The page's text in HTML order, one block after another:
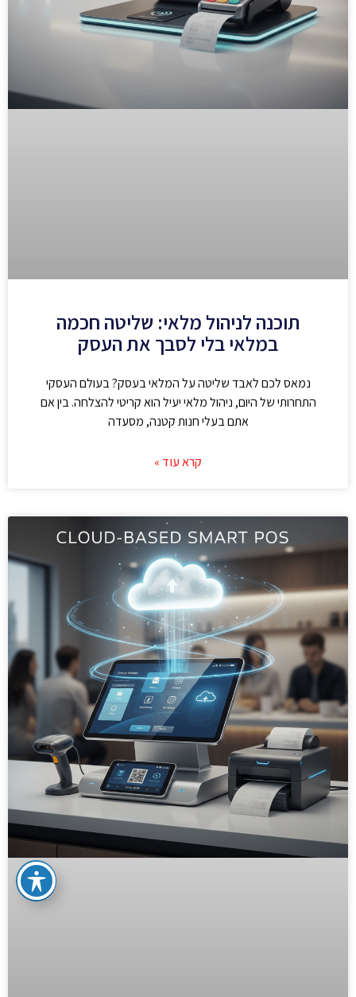
תוכנה לניהול מלאי: שליטה חכמה
במלאי בלי לסבך את העסק
נמאס לכם לאבד שליטה על המלאי בעסק? בעולם העסקי
התחרותי של היום, ניהול מלאי יעיל הוא קריטי להצלחה. בין אם
אתם בעלי חנות קטנה, מסעדה
קרא עוד »